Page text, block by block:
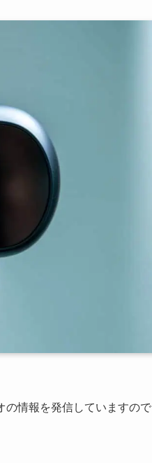
の情報を発信していますので